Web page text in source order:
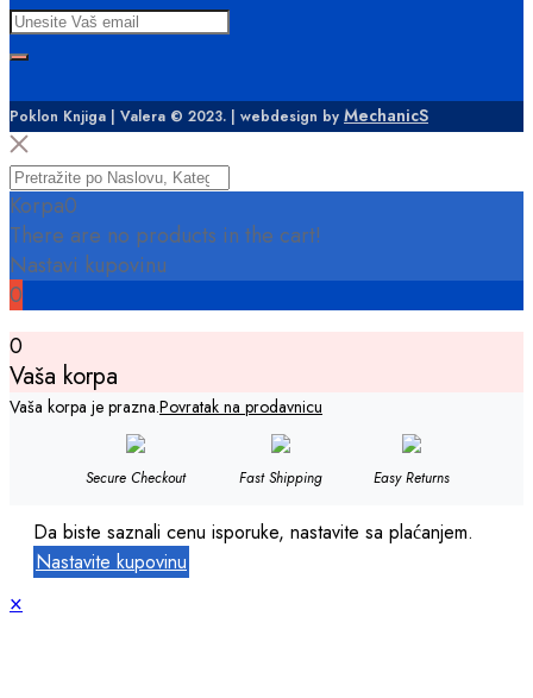
Poklon Knjiga | Valera © 2023. | webdesign by MechanicS
Korpa0
There are no products in the cart!
Nastavi kupovinu
0
0
Vaša korpa
Vaša korpa je prazna.Povratak na prodavnicu
Secure Checkout Fast Shipping Easy Returns
Da biste saznali cenu isporuke, nastavite sa plaćanjem.
Nastavite kupovinu
×